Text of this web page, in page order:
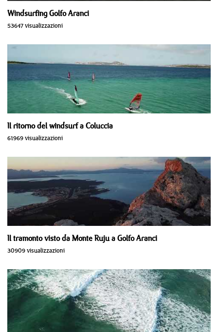
Windsurfing Golfo Aranci
53647 visualizzazioni
Il ritorno del windsurf a Coluccia
61969 visualizzazioni
Il tramonto visto da Monte Ruju a Golfo Aranci
30909 visualizzazioni